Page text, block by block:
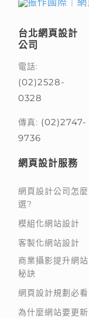
台北網頁設計
公司
電話:
(02)2528-
0328
傳真: (02)2747-
9736
網頁設計服務
網頁設計公司怎麼
選?
模組化網站設計
客製化網站設計
商業攝影提升網站
秘訣
網頁設計規劃必看
為什麼網站要更新